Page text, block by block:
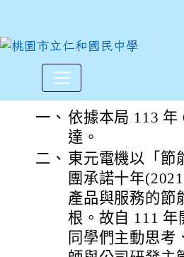
東元電機辦理
一、 依據本局 113 年
達。
二、 東元電機以「節
團承諾十年
產品與服務的節
根。故自 111
同學們主動思考